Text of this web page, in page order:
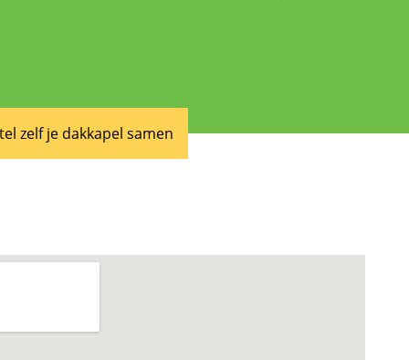
zelf je dakkapel samen